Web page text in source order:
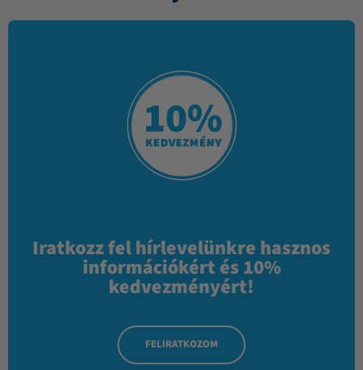
Iratkozz fel hírlevelünkre hasznos
információkért és 10%
kedvezményért!
FELIRATKOZOM